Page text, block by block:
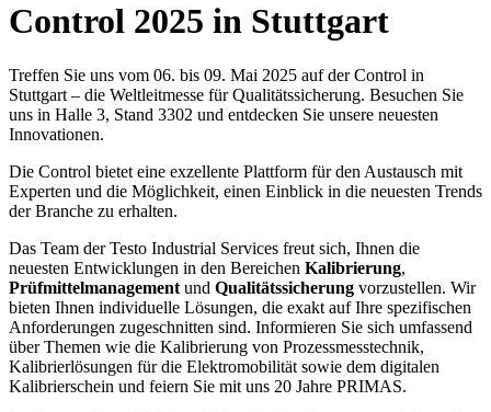
Control 2025 in Stuttgart
Treffen Sie uns vom 06. bis 09. Mai 2025 auf der Control in
Stuttgart – die Weltleitmesse für Qualitätssicherung. Besuchen Sie
uns in Halle 3, Stand 3302 und entdecken Sie unsere neuesten
Innovationen.
Die Control bietet eine exzellente Plattform für den Austausch mit
Experten und die Möglichkeit, einen Einblick in die neuesten Trends
der Branche zu erhalten.
Das Team der Testo Industrial Services freut sich, Ihnen die
neuesten Entwicklungen in den Bereichen Kalibrierung,
Prüfmittelmanagement und Qualitätssicherung vorzustellen. Wir
bieten Ihnen individuelle Lösungen, die exakt auf Ihre spezifischen
Anforderungen zugeschnitten sind. Informieren Sie sich umfassend
über Themen wie die Kalibrierung von Prozessmesstechnik,
Kalibrierlösungen für die Elektromobilität sowie dem digitalen
Kalibrierschein und feiern Sie mit uns 20 Jahre PRIMAS.